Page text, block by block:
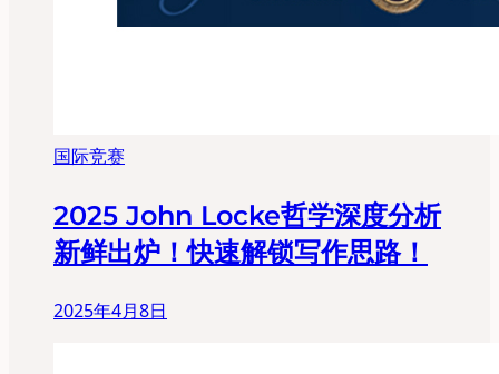
国际竞赛
2025 John Locke哲学深度分析
新鲜出炉！快速解锁写作思路！
2025年4月8日